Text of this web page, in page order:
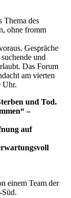
Thema des
ohne fromm
Gespräche
und
Das Forum
am vierten
Uhr.
und Tod.
–
auf
einem Team der